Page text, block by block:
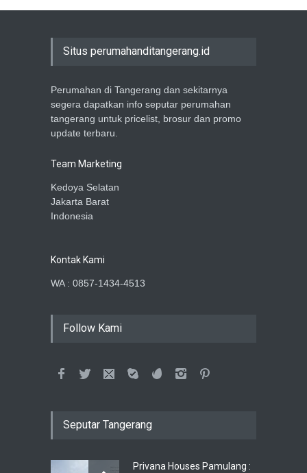
Situs perumahanditangerang.id
Perumahan di Tangerang dan sekitarnya
segera dapatkan info seputar perumahan
tangerang untuk pricelist, brosur dan promo
update terbaru.
Team Marketing
Kedoya Selatan
Jakarta Barat
Indonesia
Kontak Kami
WA : 0857-1434-4513
Follow Kami
Seputar Tangerang
Privana Houses Pamulang :